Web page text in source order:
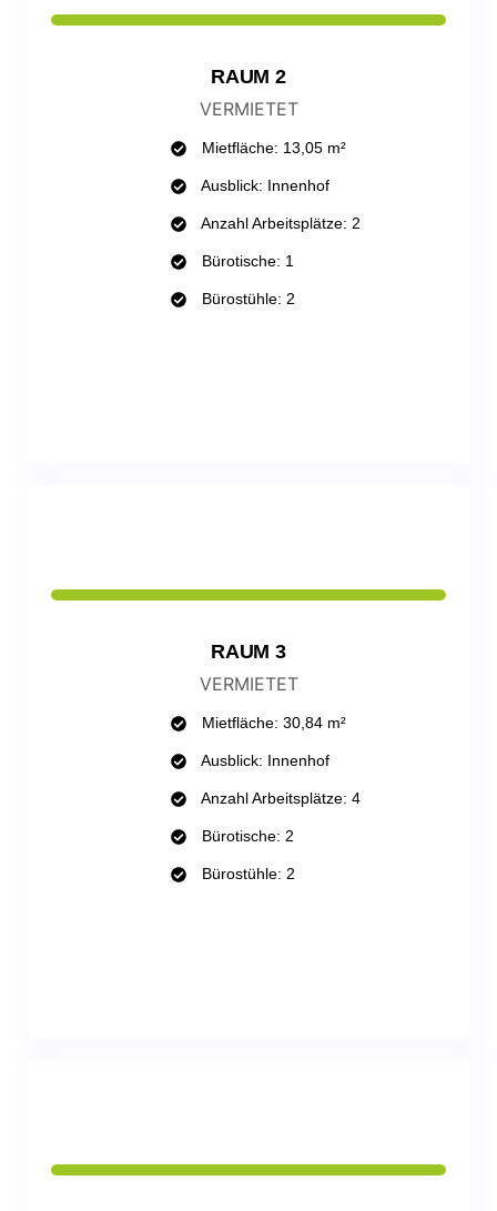
RAUM 2
VERMIETET
Mietfläche: 13,05 m²
Ausblick: Innenhof
Anzahl Arbeitsplätze: 2
Bürotische: 1
Bürostühle: 2
RAUM 3
VERMIETET
Mietfläche: 30,84 m²
Ausblick: Innenhof
Anzahl Arbeitsplätze: 4
Bürotische: 2
Bürostühle: 2